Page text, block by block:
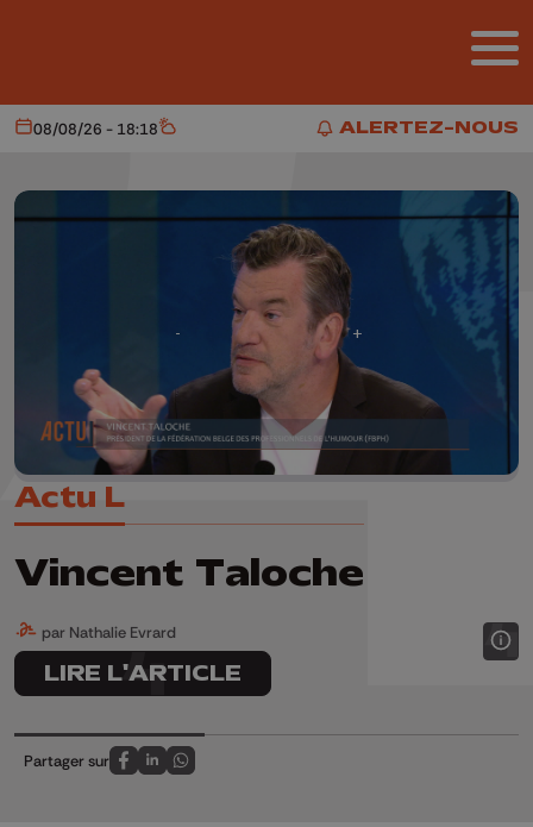
ALERTEZ-NOUS
ALERTEZ-NOUS
Aujourd'hui
08/08/26 - 18:18 Météo
Actu L
Vincent Taloche
par Nathalie Evrard
LIRE L'ARTICLE
Partager sur
Partagez sur FaceBook
Partagez sur LinkedIn
Partagez sur Whatsapp